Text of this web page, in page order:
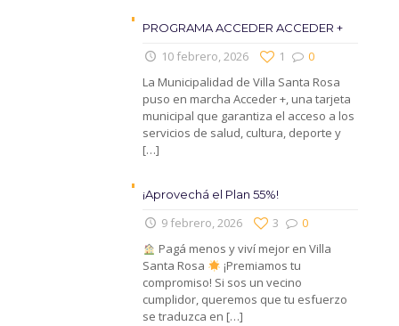
PROGRAMA ACCEDER ACCEDER +
10 febrero, 2026 0
1
La Municipalidad de Villa Santa Rosa
puso en marcha Acceder +, una tarjeta
municipal que garantiza el acceso a los
servicios de salud, cultura, deporte y
[…]
¡Aprovechá el Plan 55%!
9 febrero, 2026 0
3
Pagá menos y viví mejor en Villa
Santa Rosa
¡Premiamos tu
compromiso! Si sos un vecino
cumplidor, queremos que tu esfuerzo
se traduzca en […]